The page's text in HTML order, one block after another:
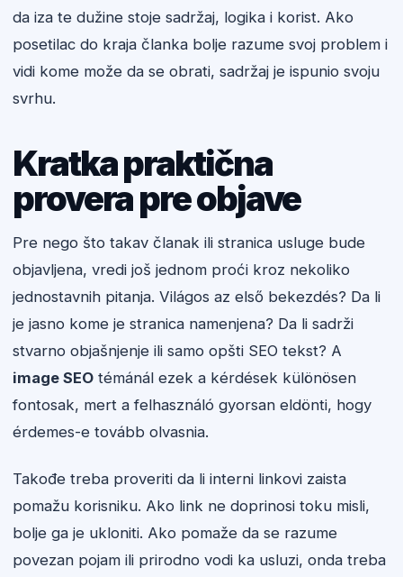
da iza te dužine stoje sadržaj, logika i korist. Ako
posetilac do kraja članka bolje razume svoj problem i
vidi kome može da se obrati, sadržaj je ispunio svoju
svrhu.
Kratka praktična
provera pre objave
Pre nego što takav članak ili stranica usluge bude
objavljena, vredi još jednom proći kroz nekoliko
jednostavnih pitanja. Világos az első bekezdés? Da li
je jasno kome je stranica namenjena? Da li sadrži
stvarno objašnjenje ili samo opšti SEO tekst? A
image SEO témánál ezek a kérdések különösen
fontosak, mert a felhasználó gyorsan eldönti, hogy
érdemes-e tovább olvasnia.
Takođe treba proveriti da li interni linkovi zaista
pomažu korisniku. Ako link ne doprinosi toku misli,
bolje ga je ukloniti. Ako pomaže da se razume
povezan pojam ili prirodno vodi ka usluzi, onda treba